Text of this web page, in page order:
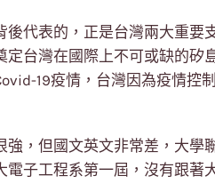
代表的，正是台灣兩大重要
台灣在國際上不可或缺的矽
19疫情，台灣因為疫情控
，但國文英文非常差，大學
子工程系第一屆，沒有跟著